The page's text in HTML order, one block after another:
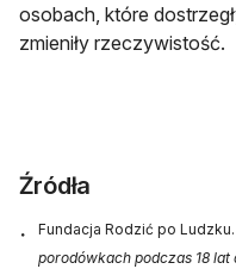
osobach, które
zmieniły rzeczywistość.
Źródła
Fundacja Rodzić po Ludzku.
porodówkach podczas 18 lat